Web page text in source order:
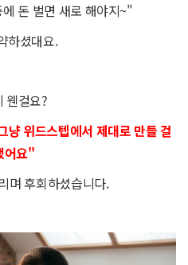
돈 벌면 새로 해야지~"
하셨대요.
웬걸요?
냥 위드스텝에서 제대로 만들 걸
어요"
며 후회하셨습니다.